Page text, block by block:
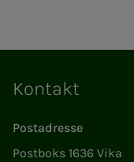
Kontakt
Postadresse
Postboks 1636 Vika